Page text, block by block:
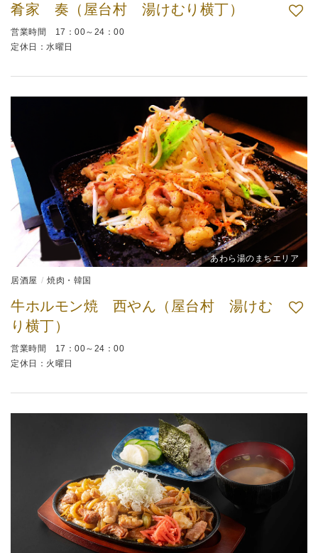
肴家 奏（屋台村 湯けむり横丁）
営業時間 17：00～24：00
定休日：水曜日
あわら湯のまちエリア
居酒屋 焼肉・韓国
牛ホルモン焼 西やん（屋台村 湯けむ
り横丁）
営業時間 17：00～24：00
定休日：火曜日